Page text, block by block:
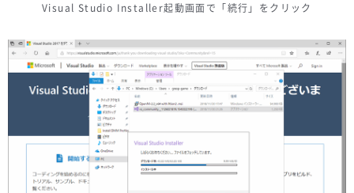
Visual Studio Installer起動画面で「続行」をクリック